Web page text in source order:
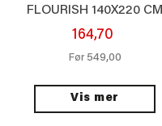
FLOURISH 140X220 CM
164,70
Før 549,00
Vis mer